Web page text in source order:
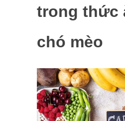
trong thức
chó mèo